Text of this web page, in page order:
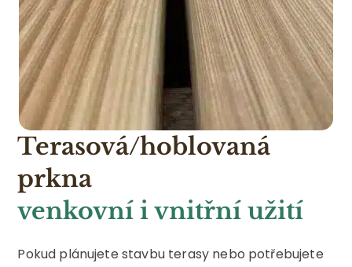
Terasová/hoblovaná
prkna
venkovní i vnitřní užití
Pokud plánujete stavbu terasy nebo potřebujete